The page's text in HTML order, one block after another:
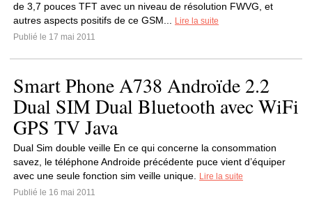
de 3,7 pouces TFT avec un niveau de résolution FWVG, et
autres aspects positifs de ce GSM...
Lire la suite
Publié le 17 mai 2011
Smart Phone A738 Androïde 2.2
Dual SIM Dual Bluetooth avec WiFi
GPS TV Java
Dual Sim double veille En ce qui concerne la consommation
savez, le téléphone Androide précédente puce vient d’équiper
avec une seule fonction sim veille unique.
Lire la suite
Publié le 16 mai 2011